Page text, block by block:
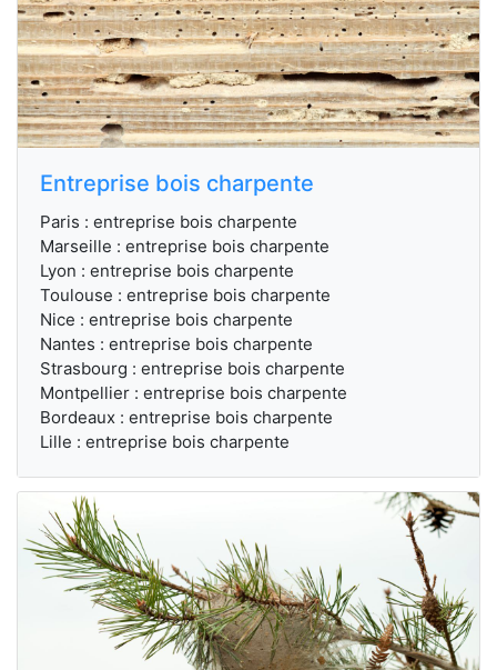
Entreprise bois charpente
Paris : entreprise bois charpente
Marseille : entreprise bois charpente
Lyon : entreprise bois charpente
Toulouse : entreprise bois charpente
Nice : entreprise bois charpente
Nantes : entreprise bois charpente
Strasbourg : entreprise bois charpente
Montpellier : entreprise bois charpente
Bordeaux : entreprise bois charpente
Lille : entreprise bois charpente